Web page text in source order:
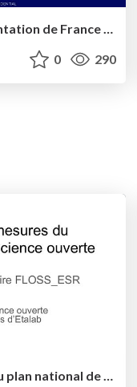
Atelier BlueHats - présentation de France Brevets
0 290
En marge des mesures du plan national de la science ouverte